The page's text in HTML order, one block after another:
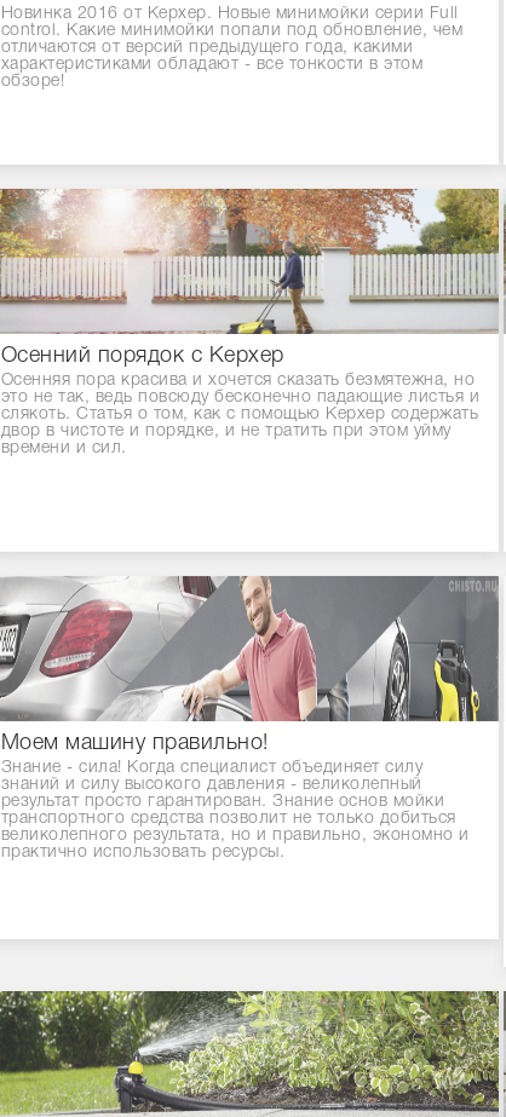
Новинка 2016 от Керхер. Новые минимойки серии Full
control. Какие минимойки попали под обновление, чем
отличаются от версий предыдущего года, какими
характеристиками обладают - все тонкости в этом
обзоре!
Осенний порядок с Керхер
Осенняя пора красива и хочется сказать безмятежна, но
это не так, ведь повсюду бесконечно падающие листья и
слякоть. Статья о том, как с помощью Керхер содержать
двор в чистоте и порядке, и не тратить при этом уйму
времени и сил.
Моем машину правильно!
Знание - сила! Когда специалист объединяет силу
знаний и силу высокого давления - великолепный
результат просто гарантирован. Знание основ мойки
транспортного средства позволит не только добиться
великолепного результата, но и правильно, экономно и
практично использовать ресурсы.